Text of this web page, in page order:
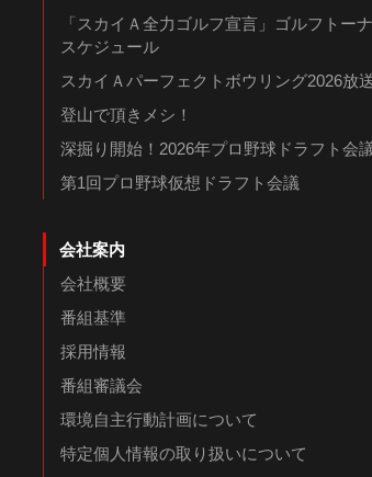
「スカイＡ全力ゴルフ宣言」ゴルフトー
スケジュール
スカイＡパーフェクトボウリング2026放
登山で頂きメシ！
深掘り開始！2026年プロ野球ドラフト会
第1回プロ野球仮想ドラフト会議
会社案内
会社概要
番組基準
採用情報
番組審議会
環境自主行動計画について
特定個人情報の取り扱いについて